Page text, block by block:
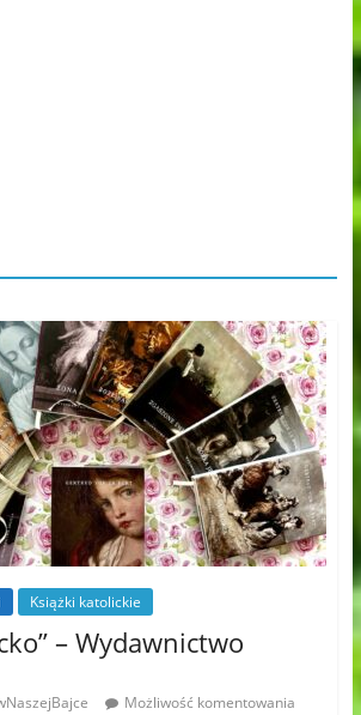
Książki katolickie
– Wydawnictwo
Możliwość komentowania